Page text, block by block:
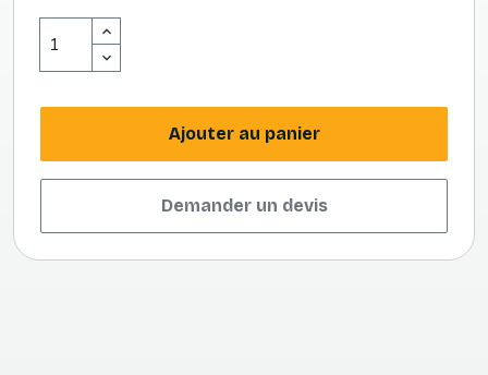
Ajouter au panier
Demander un devis